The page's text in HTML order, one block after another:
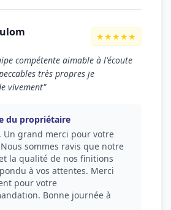
★★★★★
compétente aimable à l'écoute
très propres je
vivement"
du propriétaire
Un grand merci pour votre
sommes ravis que notre
la qualité de nos finitions
à vos attentes. Merci
pour votre
Bonne journée à